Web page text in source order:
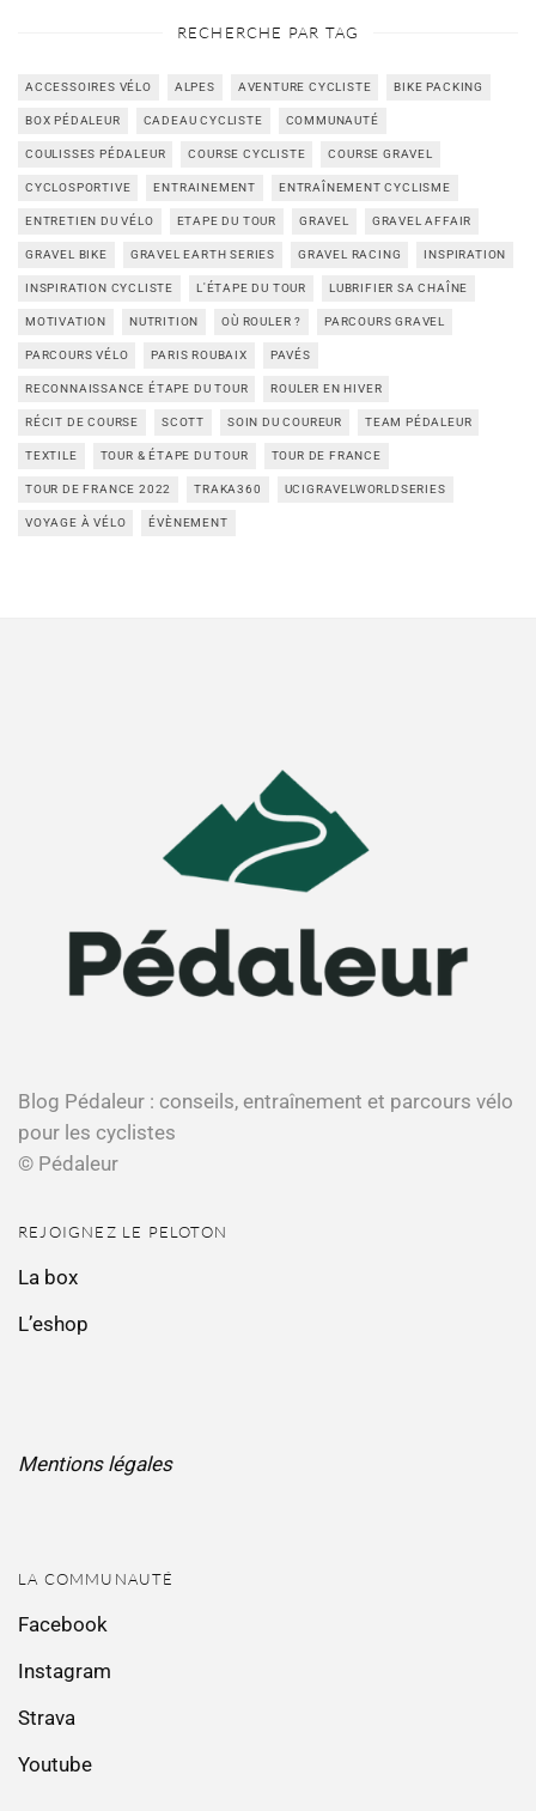
RECHERCHE PAR TAG
ACCESSOIRES VÉLO ALPES AVENTURE CYCLISTE BIKE PACKING
BOX PÉDALEUR CADEAU CYCLISTE COMMUNAUTÉ
COULISSES PÉDALEUR COURSE CYCLISTE COURSE GRAVEL
CYCLOSPORTIVE ENTRAINEMENT ENTRAÎNEMENT CYCLISME
ENTRETIEN DU VÉLO ETAPE DU TOUR GRAVEL GRAVEL AFFAIR
GRAVEL BIKE GRAVEL EARTH SERIES GRAVEL RACING INSPIRATION
INSPIRATION CYCLISTE L'ÉTAPE DU TOUR LUBRIFIER SA CHAÎNE
MOTIVATION NUTRITION OÙ ROULER ? PARCOURS GRAVEL
PARCOURS VÉLO PARIS ROUBAIX PAVÉS
RECONNAISSANCE ÉTAPE DU TOUR ROULER EN HIVER
RÉCIT DE COURSE SCOTT SOIN DU COUREUR TEAM PÉDALEUR
TEXTILE TOUR & ÉTAPE DU TOUR TOUR DE FRANCE
TOUR DE FRANCE 2022 TRAKA360 UCIGRAVELWORLDSERIES
VOYAGE À VÉLO ÉVÈNEMENT
Blog Pédaleur : conseils, entraînement et parcours vélo
pour les cyclistes
© Pédaleur
REJOIGNEZ LE PELOTON
La box
L’eshop
Mentions légales
LA COMMUNAUTÉ
Facebook
Instagram
Strava
Youtube